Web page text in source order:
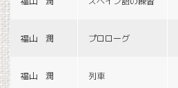
福山 潤 プロローグ
福山 潤 列車